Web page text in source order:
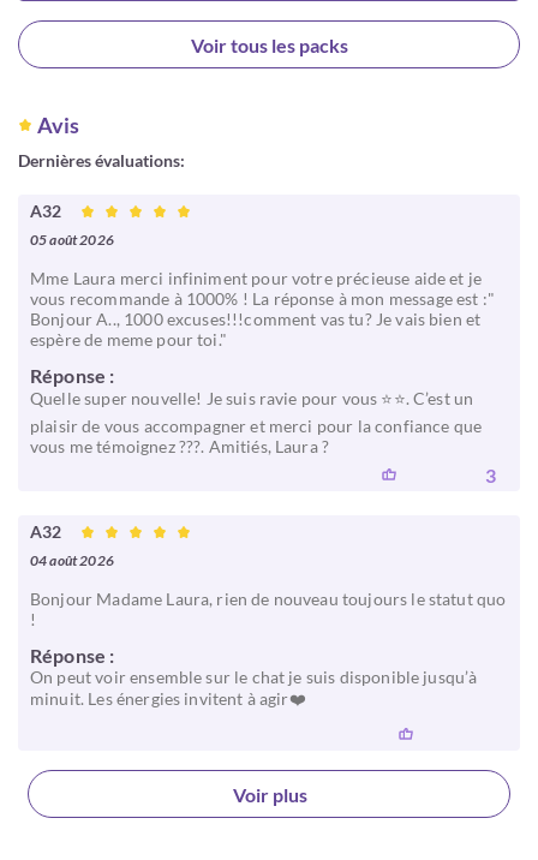
Choisir
Voir tous les packs
Avis
Dernières évaluations:
A32
05 août 2026
Mme Laura merci infiniment pour votre précieuse aide et je
vous recommande à 1000% ! La réponse à mon message est :"
Bonjour A.., 1000 excuses!!!comment vas tu? Je vais bien et
espère de meme pour toi."
Réponse :
Quelle super nouvelle! Je suis ravie pour vous ⭐️⭐️. C’est un
plaisir de vous accompagner et merci pour la confiance que
vous me témoignez ???. Amitiés, Laura ?
3
A32
04 août 2026
Bonjour Madame Laura, rien de nouveau toujours le statut quo
!
Réponse :
On peut voir ensemble sur le chat je suis disponible jusqu’à
minuit. Les énergies invitent à agir❤️
Voir plus